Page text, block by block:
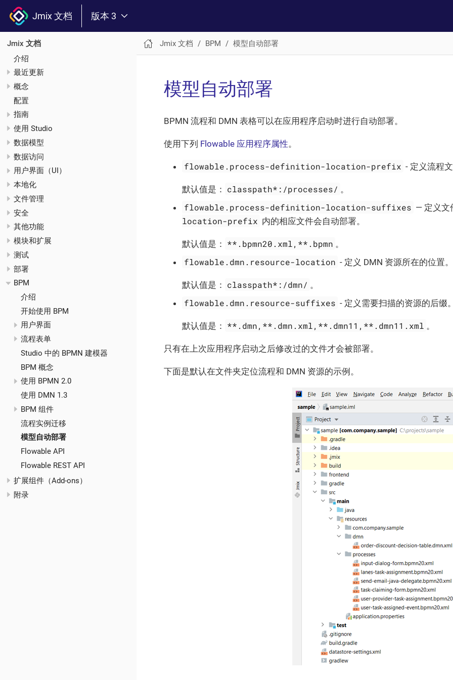
Jmix 文档 版本 3
Jmix 文档
介绍
最近更新
概念
配置
指南
使用 Studio
数据模型
数据访问
用户界面（UI）
本地化
文件管理
安全
其他功能
模块和扩展
测试
部署
BPM
介绍
开始使用 BPM
用户界面
流程表单
Studio 中的 BPMN 建模器
BPM 概念
使用 BPMN 2.0
使用 DMN 1.3
BPM 组件
流程实例迁移
模型自动部署
Flowable API
Flowable REST API
扩展组件（Add-ons）
附录
Jmix 文档 BPM 模型自动部署
模型自动部署
BPMN 流程和 DMN 表格可以在应用程序启动时进行自动部署。
使用下列 Flowable 应用程序属性。
flowable.process-definition-location-prefix - 定义流程
默认值是： classpath*:/processes/ 。
flowable.process-definition-location-suffixes — 定义文
location-prefix 内的相应文件会自动部署。
默认值是： **.bpmn20.xml,**.bpmn 。
flowable.dmn.resource-location - 定义 DMN 资源所在的位置
默认值是： classpath*:/dmn/ 。
flowable.dmn.resource-suffixes - 定义需要扫描的资源的后缀
默认值是： **.dmn,**.dmn.xml,**.dmn11,**.dmn11.xml 。
只有在上次应用程序启动之后修改过的文件才会被部署。
下面是默认在文件夹定位流程和 DMN 资源的示例。